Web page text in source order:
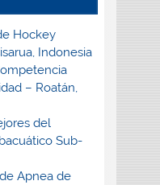
Hockey
Indonesia
– Roatán,
del
Sub-
Apnea de